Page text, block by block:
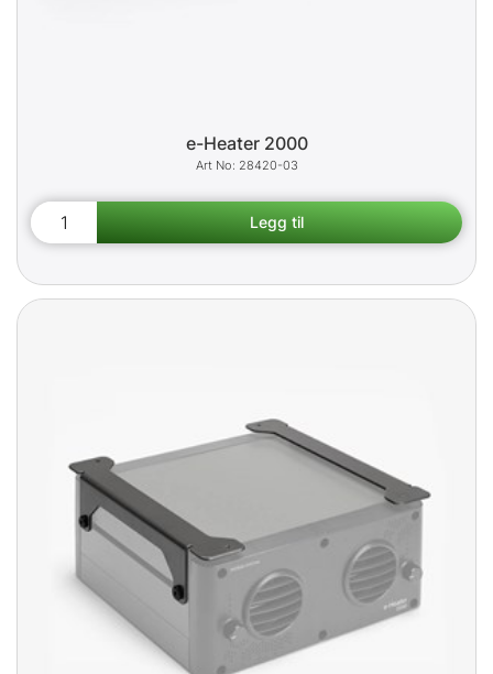
e-Heater 2000
28420-03